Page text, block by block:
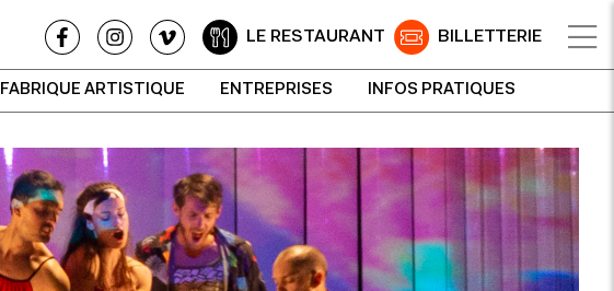
LE RESTAURANT BILLETTERIE
FABRIQUE ARTISTIQUE ENTREPRISES INFOS PRATIQUES